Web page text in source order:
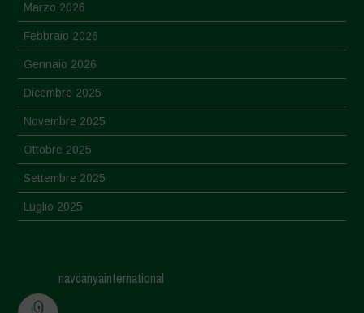
Marzo 2026
Febbraio 2026
Gennaio 2026
Dicembre 2025
Novembre 2025
Ottobre 2025
Settembre 2025
Luglio 2025
Aprile 2025
navdanyainternational